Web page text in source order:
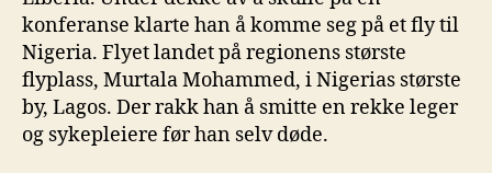
konferanse klarte han å komme seg på et fly til
Nigeria. Flyet landet på regionens største
flyplass, Murtala Mohammed, i Nigerias største
by, Lagos. Der rakk han å smitte en rekke leger
og sykepleiere før han selv døde.